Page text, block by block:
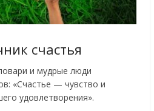
счастья
и мудрые люди
«Счастье — чувство и
удовлетворения».